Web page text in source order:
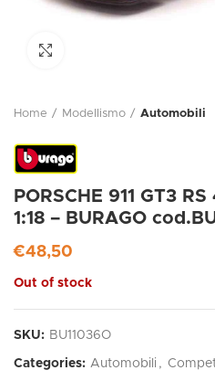
Home Modellismo Automobili
PORSCHE 911 GT3
1:18 – BURAGO
€48,50
Out of stock
SKU: BU11036O
Categories: Automobili ,